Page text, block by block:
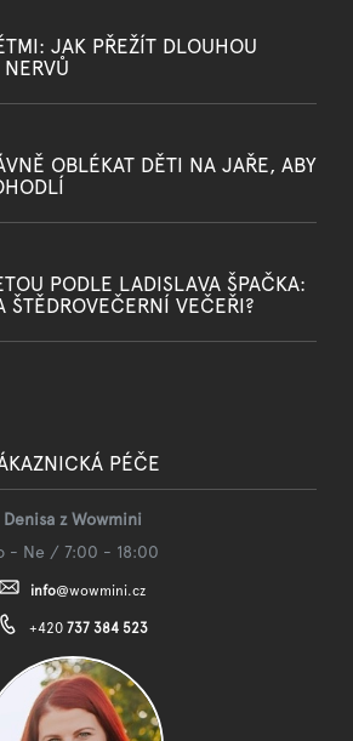
JAK PŘEŽÍT DLOUHOU
OBLÉKAT DĚTI NA JAŘE, ABY
PODLE LADISLAVA ŠPAČKA:
VEČEŘI?
PÉČE
Denisa z Wowmini
- Ne / 7:00 - 18:00
info@wowmini.cz
+420 737 384 523